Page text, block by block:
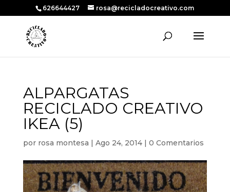
626644427 rosa@recicladocreativo.com
ALPARGATAS
RECICLADO CREATIVO
IKEA (5)
por rosa montesa | Ago 24, 2014| 0 Comentarios